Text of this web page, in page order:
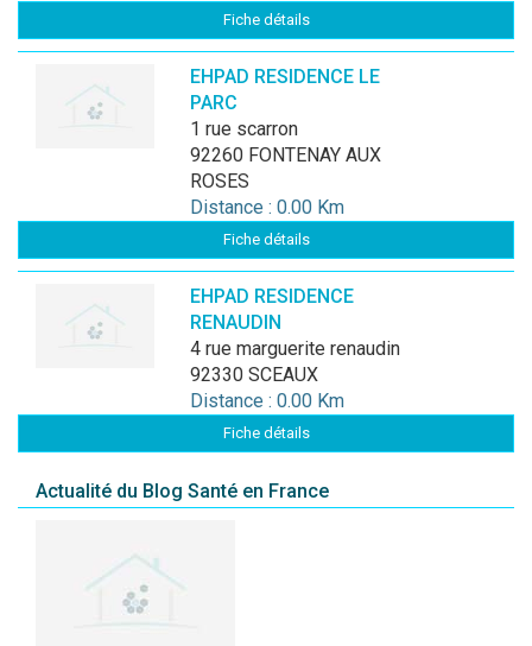
Fiche détails
EHPAD RESIDENCE LE
PARC
1 rue scarron
92260 FONTENAY AUX
ROSES
Distance : 0.00 Km
Fiche détails
EHPAD RESIDENCE
RENAUDIN
4 rue marguerite renaudin
92330 SCEAUX
Distance : 0.00 Km
Fiche détails
Actualité du Blog Santé en France